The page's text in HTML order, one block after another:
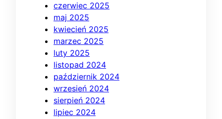
czerwiec 2025
maj 2025
kwiecień 2025
marzec 2025
luty 2025
listopad 2024
październik 2024
wrzesień 2024
sierpień 2024
lipiec 2024